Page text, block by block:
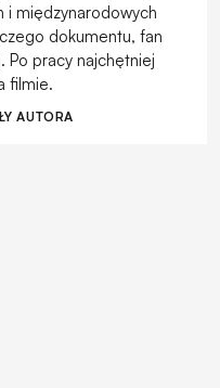
i międzynarodowych
dokumentu, fan
Po pracy najchętniej
filmie.
AUTORA